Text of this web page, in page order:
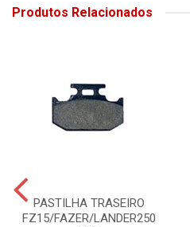
Produtos Relacionados
PASTILHA TRASEIRO
FZ15/FAZER/LANDER250